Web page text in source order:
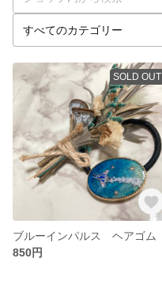
SOLD OUT
ブルーインパルス ヘアゴム
850円